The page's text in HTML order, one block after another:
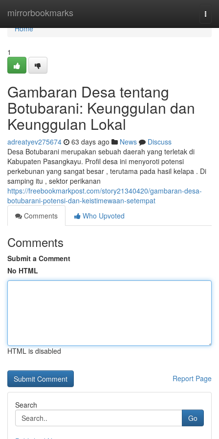
mirrorbookmarks
Home
Home
1
Gambaran Desa tentang
Botubarani: Keunggulan dan
Keunggulan Lokal
adreatyev275674 63 days ago News
Discuss
Desa Botubarani merupakan sebuah daerah yang terletak di
Kabupaten Pasangkayu. Profil desa ini menyoroti potensi
perkebunan yang sangat besar , terutama pada hasil kelapa . Di
samping itu , sektor perikanan
https://freebookmarkpost.com/story21340420/gambaran-desa-
botubarani-potensi-dan-keistimewaan-setempat
Comments
Who Upvoted
Comments
Submit a Comment
No HTML
HTML is disabled
Report Page
Search
Go